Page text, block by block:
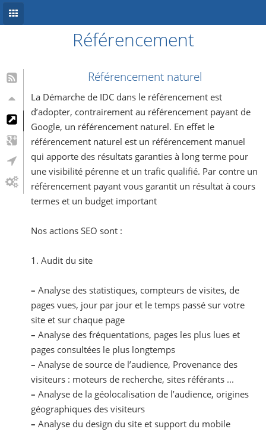
Développement mobile
Système d’information
Informations
Référencement
Référencement naturel
La Démarche de IDC dans le référencement est
d’adopter, contrairement au référencement payant de
Google, un référencement naturel. En effet le
référencement naturel est un référencement manuel
qui apporte des résultats garanties à long terme pour
une visibilité pérenne et un trafic qualifié. Par contre un
référencement payant vous garantit un résultat à cours
termes et un budget important
Nos actions SEO sont :
1. Audit du site
– Analyse des statistiques, compteurs de visites, de
pages vues, jour par jour et le temps passé sur votre
site et sur chaque page
– Analyse des fréquentations, pages les plus lues et
pages consultées le plus longtemps
– Analyse de source de l’audience, Provenance des
visiteurs : moteurs de recherche, sites référants ...
– Analyse de la géolocalisation de l’audience, origines
géographiques des visiteurs
– Analyse du design du site et support du mobile